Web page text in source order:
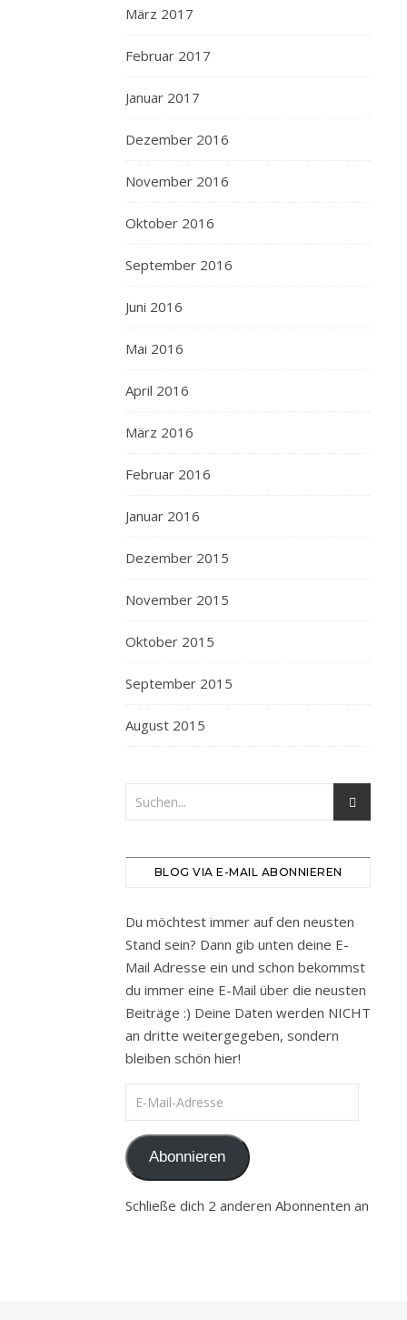
März 2017
Februar 2017
Januar 2017
Dezember 2016
November 2016
Oktober 2016
September 2016
Juni 2016
Mai 2016
April 2016
März 2016
Februar 2016
Januar 2016
Dezember 2015
November 2015
Oktober 2015
September 2015
August 2015
BLOG VIA E-MAIL ABONNIEREN
Du möchtest immer auf den neusten
Stand sein? Dann gib unten deine E-
Mail Adresse ein und schon bekommst
du immer eine E-Mail über die neusten
Beiträge :) Deine Daten werden NICHT
an dritte weitergegeben, sondern
bleiben schön hier!
E-Mail-Adresse
Abonnieren
Schließe dich 2 anderen Abonnenten an